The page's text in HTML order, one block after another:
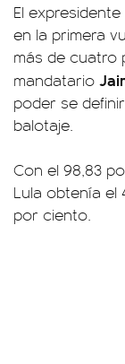
El
en la primera
más de cuatro
mandatario
poder se
balotaje.
Con el 98,83
Lula obtenía el
por ciento.